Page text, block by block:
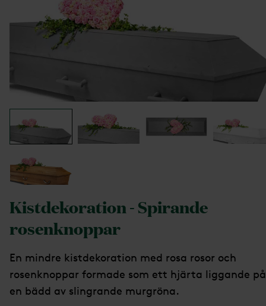
Kistdekoration - Spirande
rosenknoppar
En mindre kistdekoration med rosa rosor och
rosenknoppar formade som ett hjärta liggande på
en bädd av slingrande murgröna.